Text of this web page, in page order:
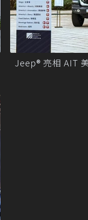
Jeep® 亮相 AIT